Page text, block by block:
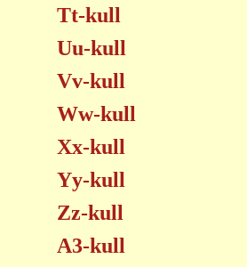
Tt-kull
Uu-kull
Vv-kull
Ww-kull
Xx-kull
Yy-kull
Zz-kull
A3-kull